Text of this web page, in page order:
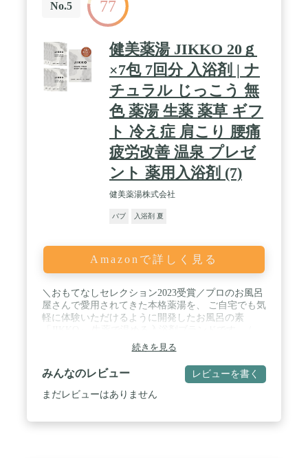
No.5 77
健美薬湯 JIKKO 20ｇ
×7包 7回分 入浴剤 | ナ
チュラル じっこう 無
色 薬湯 生薬 薬草 ギフ
ト 冷え症 肩こり 腰痛
疲労改善 温泉 プレゼ
ント 薬用入浴剤 (7)
健美薬湯株式会社
バブ 入浴剤 夏
Amazonで詳しく見る
＼おもてなしセレクション2023受賞／プロのお風呂
屋さんで愛用されてきた本格薬湯を、 ご自宅でも気
軽に体験いただけるように開発したお風呂の素
【こんな方にオススメ】毎朝体が重い、 スッキリ起
きられない。体がガチガチで痛い、辛い 疲れが取れ
ない。日々イライラ、モヤモヤ、 元気がでない。 /
【2つの特徴】＜「生薬＝川芎センキュウ」で温め
る＞微粉末にした生薬を高配合。 生薬成分が濃厚に
続きを見る
みんなのレビュー レビューを書く
まだレビューはありません